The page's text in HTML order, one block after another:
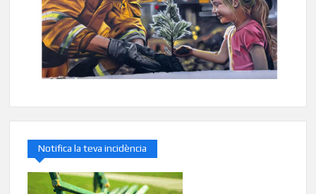
Notifica la teva incidència